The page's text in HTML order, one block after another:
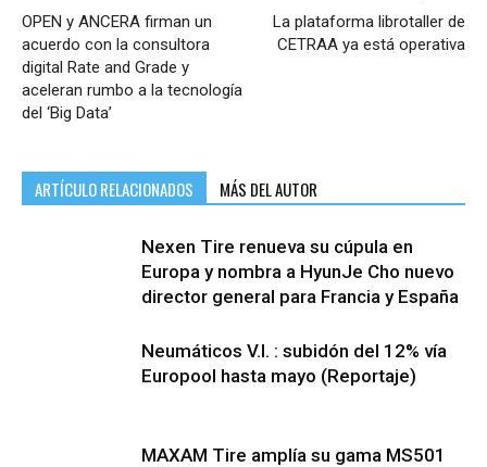
OPEN y ANCERA firman un
acuerdo con la consultora
digital Rate and Grade y
aceleran rumbo a la tecnología
del ‘Big Data’
La plataforma librotaller de
CETRAA ya está operativa
ARTÍCULO RELACIONADOS MÁS DEL AUTOR
Nexen Tire renueva su cúpula en
Europa y nombra a HyunJe Cho nuevo
director general para Francia y España
Neumáticos V.I. : subidón del 12% vía
Europool hasta mayo (Reportaje)
MAXAM Tire amplía su gama MS501